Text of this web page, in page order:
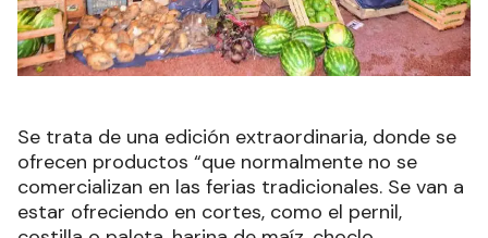
Se trata de una edición extraordinaria, donde se
ofrecen productos “que normalmente no se
comercializan en las ferias tradicionales. Se van a
estar ofreciendo en cortes, como el pernil,